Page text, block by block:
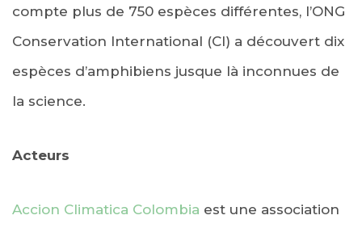
compte plus de 750 espèces différentes, l’ONG
Conservation International (CI) a découvert dix
espèces d’amphibiens jusque là inconnues de
la science.
Acteurs
Accion Climatica Colombia est une association